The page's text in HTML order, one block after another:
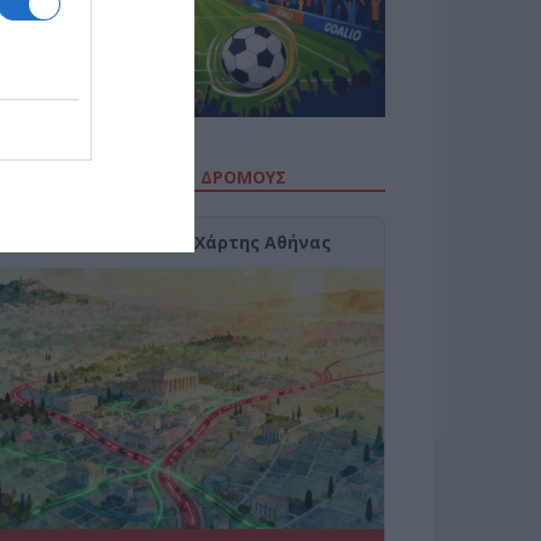
ΤΗΝ ΚΙΝΗΣΗ ΣΤΟΥΣ ΔΡΌΜΟΥΣ
Κίνηση Τώρα: Live Χάρτης Αθήνας